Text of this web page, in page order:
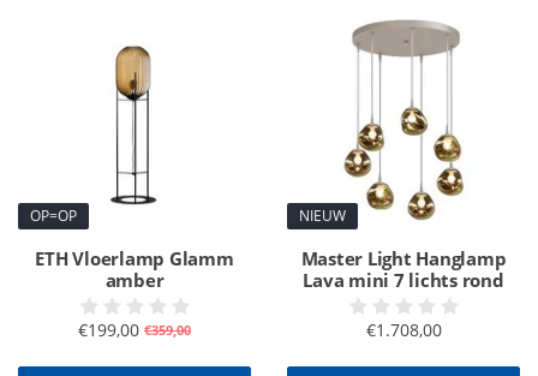
OP=OP
ETH Vloerlamp Glamm
amber
€199,00 €359,00
NIEUW
Master Light Hanglamp
Lava mini 7 lichts rond
€1.708,00